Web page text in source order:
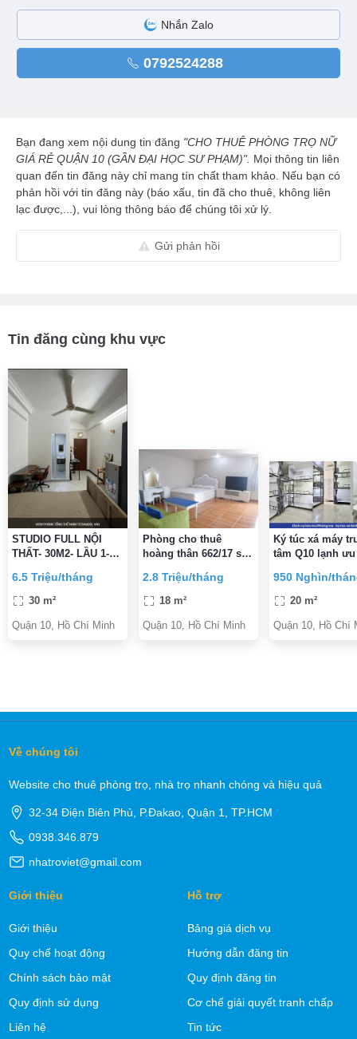
Nhắn Zalo
0792524288
Bạn đang xem nội dung tin đăng "CHO THUÊ PHÒNG TRỌ NỮ
GIÁ RẺ QUẬN 10 (GẦN ĐẠI HỌC SƯ PHẠM)". Mọi thông tin liên
quan đến tin đăng này chỉ mang tín chất tham khảo. Nếu bạn có
phản hồi với tin đăng này (báo xấu, tin đã cho thuê, không liên
lạc được,...), vui lòng thông báo để chúng tôi xử lý.
Gửi phản hồi
Tin đăng cùng khu vực
STUDIO FULL NỘI
THẤT- 30M2- LẦU 1-
NGUYỄN TRI
PHƯƠNG vs BÀ HẠT-
6.5 Triệu/tháng
30 m²
Quận 10, Hồ Chí Minh
Phòng cho thuê
hoàng thân 662/17 sư
2.8 Triệu/tháng
18 m²
Quận 10, Hồ Chí Minh
Ký túc xá máy
tâm Q10 lạnh
ngay 300K
950 Nghìn/
20 m²
Quận 10, Hồ Chí
Về chúng tôi
Website cho thuê phòng trọ, nhà trọ nhanh chóng và hiệu quả
32-34 Điện Biên Phủ, P.Đakao, Quận 1, TP.HCM
0938.346.879
nhatroviet@gmail.com
Giới thiệu
Giới thiệu
Quy chế hoạt động
Chính sách bảo mật
Quy định sử dụng
Liên hệ
Hỗ trợ
Bảng giá dịch vụ
Hướng dẫn đăng tin
Quy định đăng tin
Cơ chế giải quyết tranh chấp
Tin tức